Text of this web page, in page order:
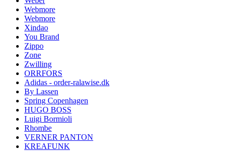
Webmore
Webmore
Xindao
You Brand
Zippo
Zone
Zwilling
ORRFORS
Adidas - order-ralawise.dk
By Lassen
Spring Copenhagen
HUGO BOSS
Luigi Bormioli
Rhombe
VERNER PANTON
KREAFUNK